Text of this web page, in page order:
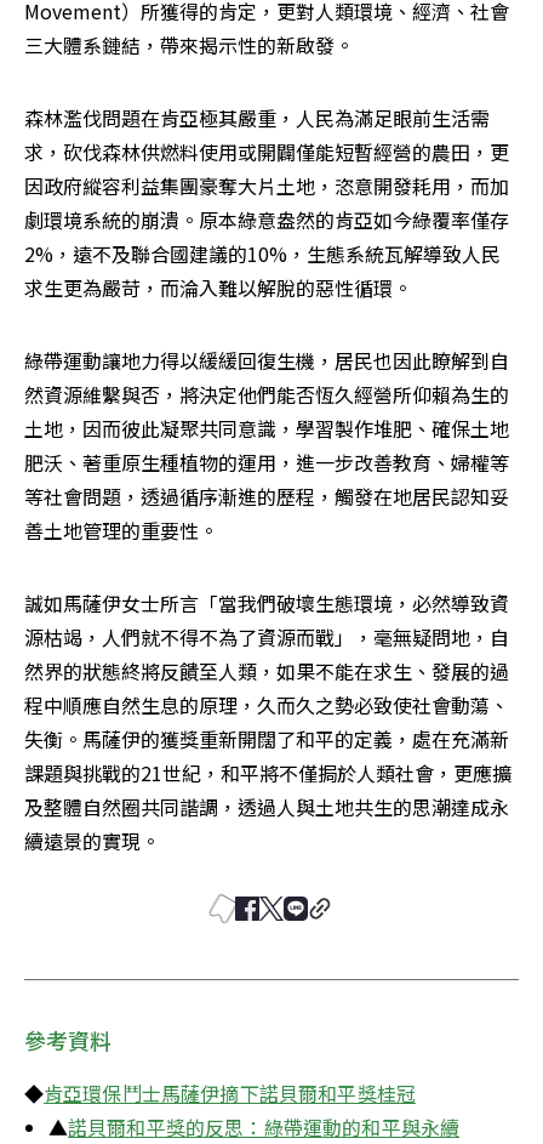
Movement）所獲得的肯定，更對人類環境、經濟、社會
三大體系鏈結，帶來揭示性的新啟發。
森林濫伐問題在肯亞極其嚴重，人民為滿足眼前生活需
求，砍伐森林供燃料使用或開闢僅能短暫經營的農田，更
因政府縱容利益集團豪奪大片土地，恣意開發耗用，而加
劇環境系統的崩潰。原本綠意盎然的肯亞如今綠覆率僅存
2%，遠不及聯合國建議的10%，生態系統瓦解導致人民
求生更為嚴苛，而淪入難以解脫的惡性循環。
綠帶運動讓地力得以緩緩回復生機，居民也因此瞭解到自
然資源維繫與否，將決定他們能否恆久經營所仰賴為生的
土地，因而彼此凝聚共同意識，學習製作堆肥、確保土地
肥沃、著重原生種植物的運用，進一步改善教育、婦權等
等社會問題，透過循序漸進的歷程，觸發在地居民認知妥
善土地管理的重要性。
誠如馬薩伊女士所言「當我們破壞生態環境，必然導致資
源枯竭，人們就不得不為了資源而戰」，毫無疑問地，自
然界的狀態終將反饋至人類，如果不能在求生、發展的過
程中順應自然生息的原理，久而久之勢必致使社會動蕩、
失衡。馬薩伊的獲獎重新開闊了和平的定義，處在充滿新
課題與挑戰的21世紀，和平將不僅挶於人類社會，更應擴
及整體自然圈共同諧調，透過人與土地共生的思潮達成永
續遠景的實現。
參考資料
◆肯亞環保鬥士馬薩伊摘下諾貝爾和平獎桂冠
▲諾貝爾和平獎的反思：綠帶運動的和平與永續